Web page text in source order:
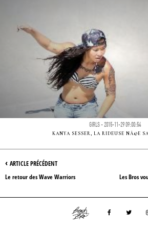
GIRLS - 2015-11-29 09:00:54
KANYA SESSER, LA RIDEUSE NÃ©E
Les Bros
‹ ARTICLE PRÉCÉDENT
Le retour des Wave Warriors